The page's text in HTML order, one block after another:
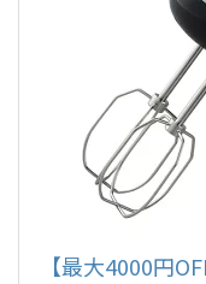
【最大4000円